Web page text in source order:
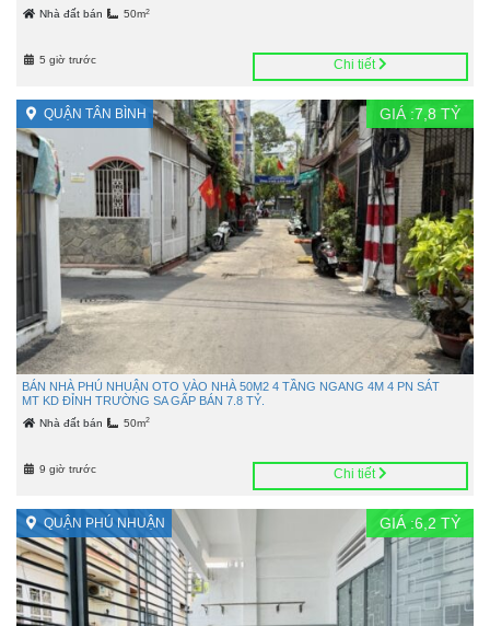
Nhà đất bán 50m2
5 giờ trước Chi tiết
QUẬN TÂN BÌNH GIÁ :7,8 TỶ
BÁN NHÀ PHÚ NHUẬN OTO VÀO NHÀ 50M2 4 TẦNG NGANG 4M 4 PN SÁT
MT KD ĐỈNH TRƯỜNG SA GẤP BÁN 7.8 TỶ.
Nhà đất bán 50m2
9 giờ trước Chi tiết
QUẬN PHÚ NHUẬN GIÁ :6,2 TỶ